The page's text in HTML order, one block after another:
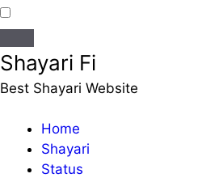
Shayari Fi
Best Shayari Website
Home
Shayari
Status